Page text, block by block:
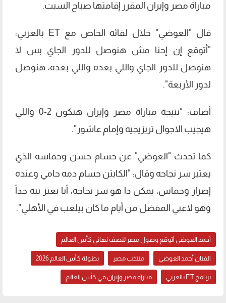
مباراة مصر وإيران المقرر إقامتها صباح السبت.
قال "العوضي" خلال لقائه الخاص مع ET بالعربي:
"أتوقع إن إحنا مش هنوصل للدور الجاي بس لا
هنوصل للدور الجاي واللي بعده واللي بعده، هنوصل
لدور الأربعة".
أضاف: "نتيجة مباراة مصر وإيران هتكون 2-0 واللي
هيجيب الاجوال تريزيجيه وإمام عاشور".
كما تحدث "العوضي" عن حسام حسن وحماسه الذي
يعتبر سر نجاحه وقال: "الكابتن حسام دمه حامي وعنده
إصرار وحماس، يمكن دا هو سر نجاحه، أنا بعتز بيه جداً
وهو لاعبي المفضل من أيام ما كان بيلعب في الأهلي".
أحمد العوضي أتوقع وصول مصر لنصف نهائي كأس العالم
الفنان أحمد العوضي منتخب مصر بطولة كأس العالم 2026
برنامج ET بالعربي مباراة مصر وإيران في كأس العالم